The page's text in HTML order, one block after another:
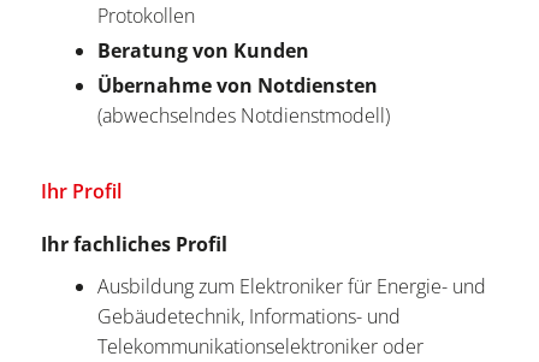
Protokollen
Beratung von Kunden
Übernahme von Notdiensten
(abwechselndes Notdienstmodell)
Ihr Profil
Ihr fachliches Profil
Ausbildung zum Elektroniker für Energie- und
Gebäudetechnik, Informations- und
Telekommunikationselektroniker oder